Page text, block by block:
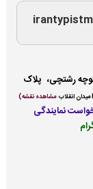
کوچه رشتچی، پلاک
مشاهده نقشه)
نمایندگی